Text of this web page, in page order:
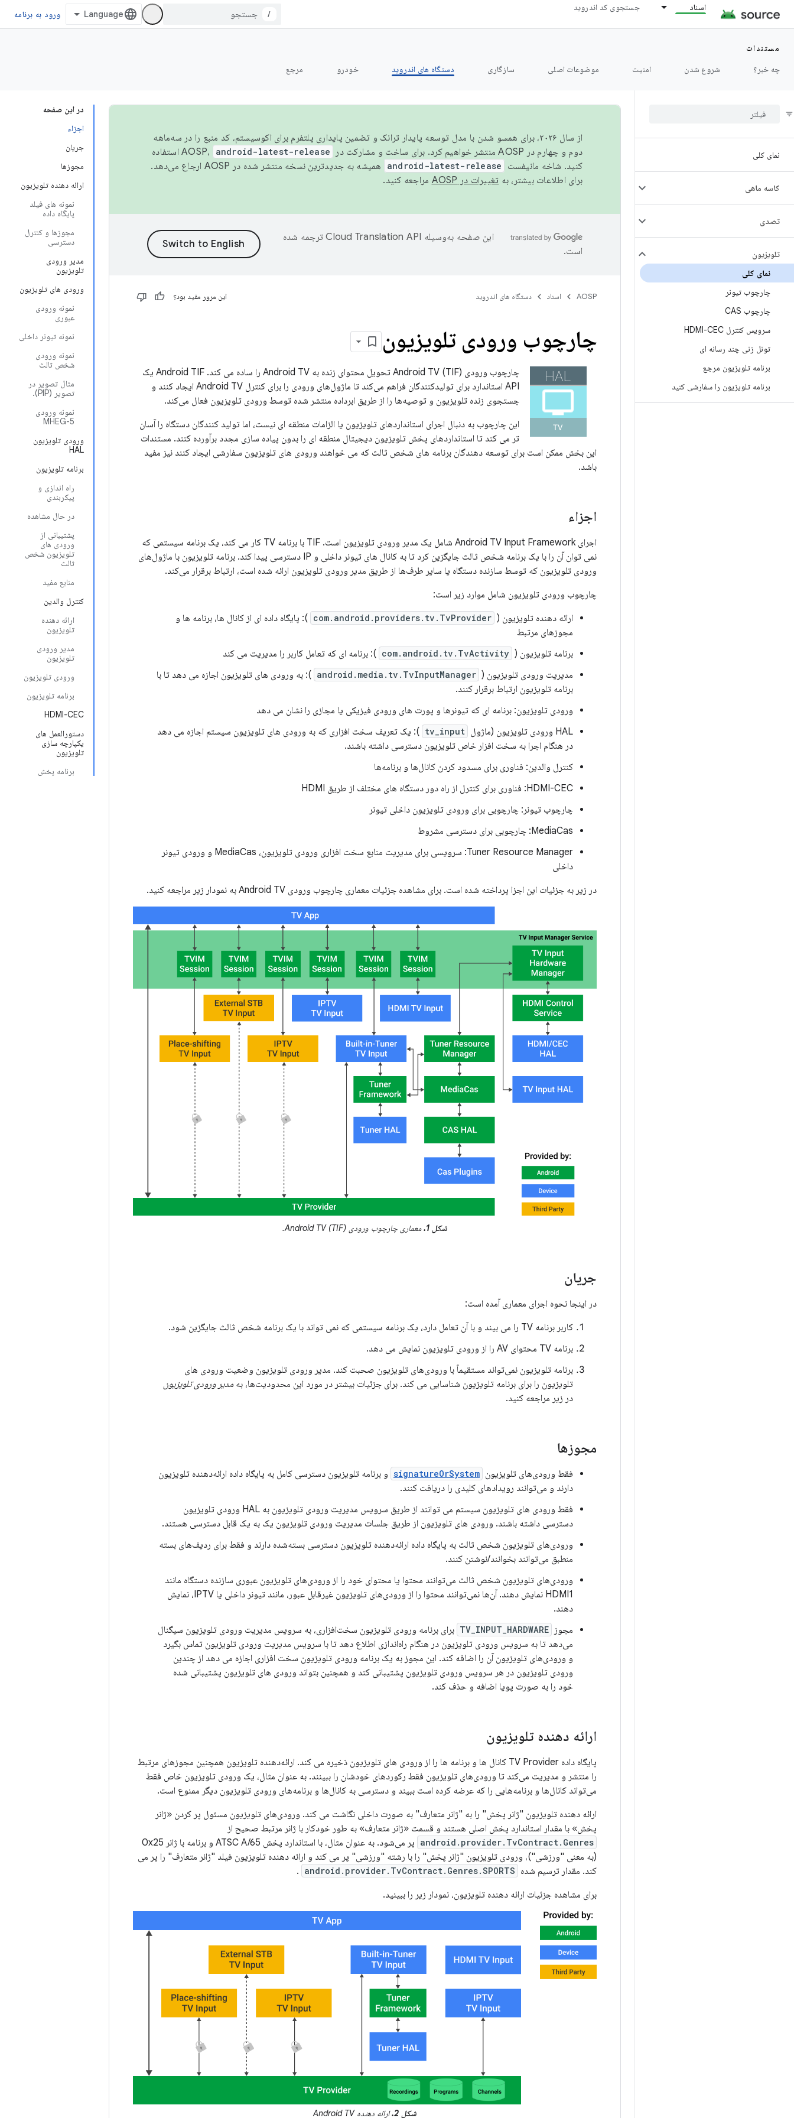
اسناد جستجوی کد اندروید
/ ورود به برنامه
مستندات
چه خبر؟
شروع شدن امنیت موضوعات اصلی سازگاری دستگاه های اندروید خودرو مرجع
نمای کلی
کاسه ماهی
تصدی
تلویزیون
نمای کلی
چارچوب تیونر
چارچوب CAS
سرویس کنترل HDMI-CEC
تونل زنی چند رسانه ای
برنامه تلویزیون مرجع
برنامه تلویزیون را سفارشی کنید
در این صفحه
اجزاء
جریان
مجوزها
ارائه دهنده تلویزیون
نمونه های فیلد
پایگاه داده
مجوزها و کنترل
دسترسی
مدیر ورودی
تلویزیون
ورودی های تلویزیون
نمونه ورودی
عبوری
نمونه تیونر داخلی
نمونه ورودی
شخص ثالث
مثال تصویر در
تصویر (PIP).
نمونه ورودی
MHEG-5
ورودی تلویزیون
HAL
برنامه تلویزیون
راه اندازی و
پیکربندی
در حال مشاهده
پشتیبانی از
ورودی های
تلویزیون شخص
ثالث
منابع مفید
کنترل والدین
ارائه دهنده
تلویزیون
مدیر ورودی
تلویزیون
ورودی تلویزیون
برنامه تلویزیون
HDMI-CEC
دستورالعمل های
یکپارچه سازی
تلویزیون
برنامه پخش
از سال ۲۰۲۶، برای همسو شدن با مدل توسعه پایدار ترانک و تضمین پایداری پلتفرم برای اکوسیستم، کد منبع را در سه‌ماهه
دوم و چهارم در AOSP منتشر خواهیم کرد. برای ساخت و مشارکت در AOSP،
android-latest-release
استفاده
کنید. شاخه مانیفست
android-latest-release
همیشه به جدیدترین نسخه منتشر شده در AOSP ارجاع می‌دهد.
برای اطلاعات بیشتر، به تغییرات در AOSP مراجعه کنید.
این صفحه به‌وسیله
ترجمه شده
است.
AOSP اسناد دستگاه های اندروید این مرور مفید بود؟
چارچوب ورودی تلویزیون
چارچوب ورودی Android TV (TIF) تحویل محتوای زنده به Android TV را ساده می کند. Android TIF یک
API استاندارد برای تولیدکنندگان فراهم می‌کند تا ماژول‌های ورودی را برای کنترل Android TV ایجاد کنند و
جستجوی زنده تلویزیون و توصیه‌ها را از طریق ابرداده منتشر شده توسط ورودی تلویزیون فعال می‌کند.
این چارچوب به دنبال اجرای استانداردهای تلویزیون یا الزامات منطقه ای نیست، اما تولید کنندگان دستگاه را آسان
تر می کند تا استانداردهای پخش تلویزیون دیجیتال منطقه ای را بدون پیاده سازی مجدد برآورده کنند. مستندات
این بخش ممکن است برای توسعه دهندگان برنامه های شخص ثالث که می خواهند ورودی های تلویزیون سفارشی ایجاد کنند نیز مفید
باشد.
اجزاء
اجرای Android TV Input Framework شامل یک مدیر ورودی تلویزیون است. TIF با برنامه TV کار می کند، یک برنامه سیستمی که
نمی توان آن را با یک برنامه شخص ثالث جایگزین کرد تا به کانال های تیونر داخلی و IP دسترسی پیدا کند. برنامه تلویزیون با ماژول‌های
ورودی تلویزیون که توسط سازنده دستگاه یا سایر طرف‌ها از طریق مدیر ورودی تلویزیون ارائه شده است، ارتباط برقرار می‌کند.
چارچوب ورودی تلویزیون شامل موارد زیر است:
ارائه دهنده تلویزیون ( com.android.providers.tv.TvProvider ): پایگاه داده ای از کانال ها، برنامه ها و
مجوزهای مرتبط
برنامه تلویزیون ( com.android.tv.TvActivity ): برنامه ای که تعامل کاربر را مدیریت می کند
مدیریت ورودی تلویزیون ( android.media.tv.TvInputManager ): به ورودی های تلویزیون اجازه می دهد تا با
برنامه تلویزیون ارتباط برقرار کنند.
ورودی تلویزیون: برنامه ای که تیونرها و پورت های ورودی فیزیکی یا مجازی را نشان می دهد
HAL ورودی تلویزیون (ماژول
tv_input ): یک تعریف سخت افزاری که به ورودی های تلویزیون سیستم اجازه می دهد
در هنگام اجرا به سخت افزار خاص تلویزیون دسترسی داشته باشند.
کنترل والدین: فناوری برای مسدود کردن کانال‌ها و برنامه‌ها
HDMI-CEC: فناوری برای کنترل از راه دور دستگاه های مختلف از طریق HDMI
چارچوب تیونر: چارچوبی برای ورودی تلویزیون داخلی تیونر
MediaCas: چارچوبی برای دسترسی مشروط
Tuner Resource Manager: سرویسی برای مدیریت منابع سخت افزاری ورودی تلویزیون، MediaCas و ورودی تیونر
داخلی
در زیر به جزئیات این اجزا پرداخته شده است. برای مشاهده جزئیات معماری چارچوب ورودی Android TV به نمودار زیر مراجعه کنید.
شکل 1. معماری چارچوب ورودی Android TV (TIF).
جریان
در اینجا نحوه اجرای معماری آمده است:
کاربر برنامه TV را می بیند و با آن تعامل دارد، یک برنامه سیستمی که نمی تواند با یک برنامه شخص ثالث جایگزین شود.
برنامه TV محتوای AV را از ورودی تلویزیون نمایش می دهد.
برنامه تلویزیون نمی‌تواند مستقیماً با ورودی‌های تلویزیون صحبت کند. مدیر ورودی تلویزیون وضعیت ورودی های
تلویزیون را برای برنامه تلویزیون شناسایی می کند. برای جزئیات بیشتر در مورد این محدودیت‌ها، به مدیر ورودی تلویزیون
در زیر مراجعه کنید.
مجوزها
فقط ورودی‌های تلویزیون signatureOrSystem و برنامه تلویزیون دسترسی کامل به پایگاه داده ارائه‌دهنده تلویزیون
دارند و می‌توانند رویدادهای کلیدی را دریافت کنند.
فقط ورودی های تلویزیون سیستم می توانند از طریق سرویس مدیریت ورودی تلویزیون به HAL ورودی تلویزیون
دسترسی داشته باشند. ورودی های تلویزیون از طریق جلسات مدیریت ورودی تلویزیون یک به یک قابل دسترسی هستند.
ورودی‌های تلویزیون شخص ثالث به پایگاه داده ارائه‌دهنده تلویزیون دسترسی بسته‌شده دارند و فقط برای ردیف‌های بسته
منطبق می‌توانند بخوانند/نوشتن کنند.
ورودی‌های تلویزیون شخص ثالث می‌توانند محتوا یا محتوای خود را از ورودی‌های تلویزیون عبوری سازنده دستگاه مانند
HDMI1 نمایش دهند. آن‌ها نمی‌توانند محتوا را از ورودی‌های تلویزیون غیرقابل عبور، مانند تیونر داخلی یا IPTV، نمایش
دهند.
مجوز TV_INPUT_HARDWARE برای برنامه ورودی تلویزیون سخت‌افزاری، به سرویس مدیریت ورودی تلویزیون سیگنال
می‌دهد تا به سرویس ورودی تلویزیون در هنگام راه‌اندازی اطلاع دهد تا با سرویس مدیریت ورودی تلویزیون تماس بگیرد
و ورودی‌های تلویزیون آن را اضافه کند. این مجوز به یک برنامه ورودی تلویزیون سخت افزاری اجازه می دهد از چندین
ورودی تلویزیون در هر سرویس ورودی تلویزیون پشتیبانی کند و همچنین بتواند ورودی های تلویزیون پشتیبانی شده
خود را به صورت پویا اضافه و حذف کند.
ارائه دهنده تلویزیون
پایگاه داده TV Provider کانال ها و برنامه ها را از ورودی های تلویزیون ذخیره می کند. ارائه‌دهنده تلویزیون همچنین مجوزهای مرتبط
را منتشر و مدیریت می‌کند تا ورودی‌های تلویزیون فقط رکوردهای خودشان را ببینند. به عنوان مثال، یک ورودی تلویزیون خاص فقط
می‌تواند کانال‌ها و برنامه‌هایی را که عرضه کرده است ببیند و دسترسی به کانال‌ها و برنامه‌های ورودی تلویزیون دیگر ممنوع است.
ارائه دهنده تلویزیون "ژانر پخش" را به "ژانر متعارف" به صورت داخلی نگاشت می کند. ورودی‌های تلویزیون مسئول پر کردن «ژانر
پخش» با مقدار استاندارد پخش اصلی هستند و قسمت «ژانر متعارف» به طور خودکار با ژانر مرتبط صحیح از
android.provider.TvContract.Genres
پر می‌شود. به عنوان مثال، با استاندارد پخش ATSC A/65 و برنامه با ژانر 0x25
(به معنی "ورزشی")، ورودی تلویزیون "ژانر پخش" را با رشته "ورزشی" پر می کند و ارائه دهنده تلویزیون فیلد "ژانر متعارف" را پر می
کند. مقدار ترسیم شده android.provider.TvContract.Genres.SPORTS
.
برای مشاهده جزئیات ارائه دهنده تلویزیون، نمودار زیر را ببینید.
شکل 2. ارائه دهنده Android TV